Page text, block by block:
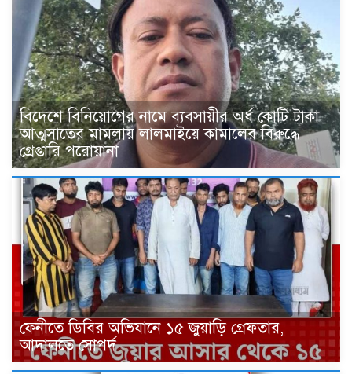
বিদেশে বিনিয়োগের নামে ব্যবসায়ীর অর্ধ কোটি টাকা
আত্মসাতের মামলায় লালমাইয়ে কামালের বিরুদ্ধে
গ্রেপ্তারি পরোয়ানা
ফেনীতে ডিবির অভিযানে ১৫ জুয়াড়ি গ্রেফতার,
আদালতে সোপর্দ